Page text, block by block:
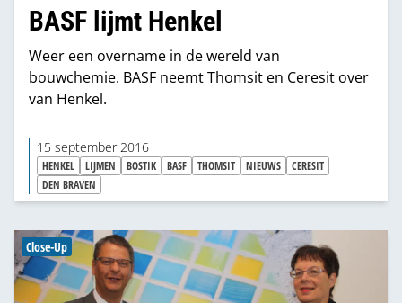
BASF lijmt Henkel
Weer een overname in de wereld van
bouwchemie. BASF neemt Thomsit en Ceresit over
van Henkel.
15 september 2016
HENKEL LIJMEN BOSTIK BASF THOMSIT NIEUWS
CERESIT
DEN BRAVEN
Close-Up